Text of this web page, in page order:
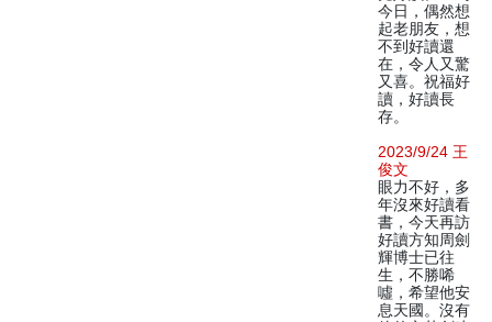
今日，偶然想
起老朋友，想
不到好讀還
在，令人又驚
又喜。祝福好
讀，好讀長
存。
2023/9/24 王
俊文
眼力不好，多
年沒來好讀看
書，今天再訪
好讀方知周劍
輝博士已往
生，不勝唏
噓，希望他安
息天國。沒有